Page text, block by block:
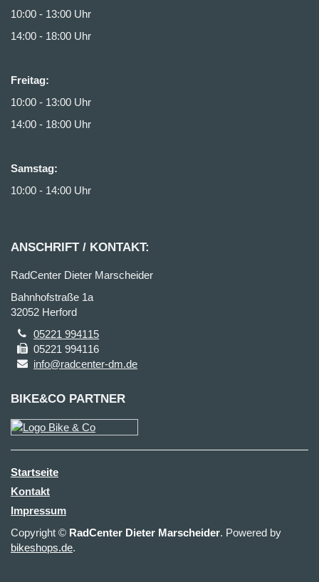
10:00 - 13:00 Uhr
14:00 - 18:00 Uhr
Freitag:
10:00 - 13:00 Uhr
14:00 - 18:00 Uhr
Samstag:
10:00 - 14:00 Uhr
ANSCHRIFT / KONTAKT:
RadCenter Dieter Marscheider
Bahnhofstraße 1a
32052 Herford
05221 994115
05221 994116
info@radcenter-dm.de
BIKE&CO PARTNER
Startseite
Kontakt
Impressum
Copyright © RadCenter Dieter Marscheider. Powered by
bikeshops.de.